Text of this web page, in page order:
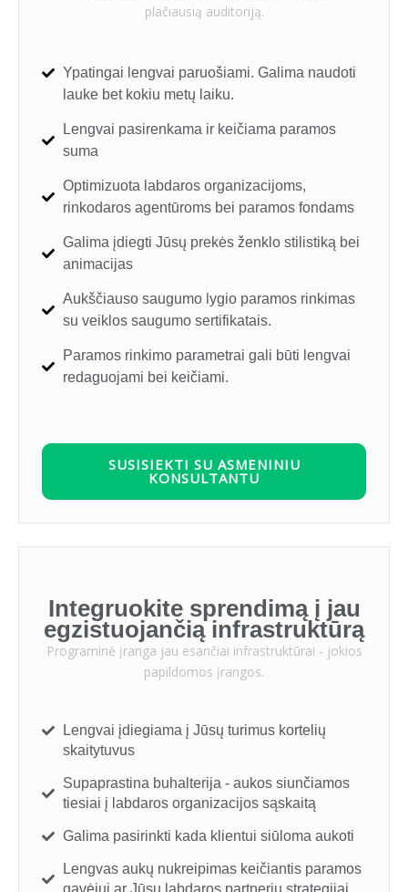
plačiausią auditoriją.
Ypatingai lengvai paruošiami. Galima naudoti
lauke bet kokiu metų laiku.
Lengvai pasirenkama ir keičiama paramos
suma
Optimizuota labdaros organizacijoms,
rinkodaros agentūroms bei paramos fondams
Galima įdiegti Jūsų prekės ženklo stilistiką bei
animacijas
Aukščiauso saugumo lygio paramos rinkimas
su veiklos saugumo sertifikatais.
Paramos rinkimo parametrai gali būti lengvai
redaguojami bei keičiami.
SUSISIEKTI SU ASMENINIU
KONSULTANTU
Integruokite sprendimą į jau
egzistuojančią infrastruktūrą
Programinė įranga jau esančiai infrastruktūrai - jokios
papildomos įrangos.
Lengvai įdiegiama į Jūsų turimus kortelių
skaitytuvus
Supaprastina buhalterija - aukos siunčiamos
tiesiai į labdaros organizacijos sąskaitą
Galima pasirinkti kada klientui siūloma aukoti
Lengvas aukų nukreipimas keičiantis paramos
gavėjui ar Jūsų labdaros partnerių strategijai.